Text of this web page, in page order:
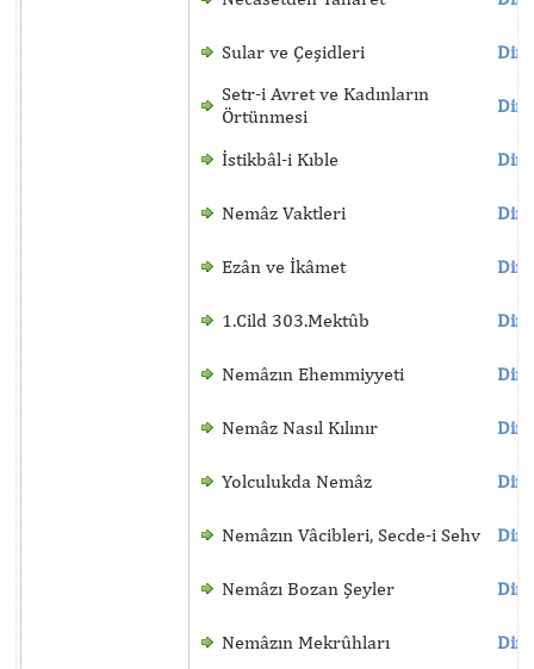
Sular ve Çeşidleri
Setr-i Avret ve Kadınların
Örtünmesi
İstikbâl-i Kıble
Nemâz Vaktleri
Ezân ve İkâmet
1.Cild 303.Mektûb
Nemâzın Ehemmiyyeti
Nemâz Nasıl Kılınır
Yolculukda Nemâz
Nemâzın Vâcibleri, Secde-i Sehv
Nemâzı Bozan Şeyler
Nemâzın Mekrûhları